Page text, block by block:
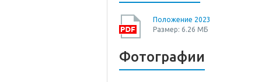
Положение 2023
Размер: 6.26 МБ
Фотографии